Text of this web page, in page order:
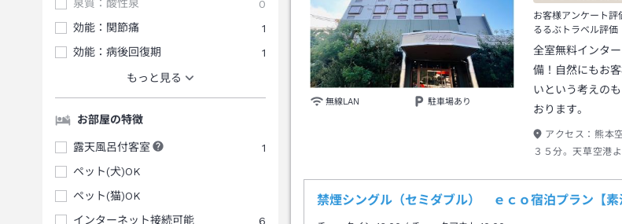
泉質：酸性泉
0
効能：関節痛
1
効能：病後回復期
1
もっと見る
お部屋の特徴
露天風呂付客室
1
ペット(犬)OK
ペット(猫)OK
インターネット接続可能
6
無線LAN 駐車場あり
お客様アンケート評
るるぶトラベル評価
全室無料インタ
備！自然にもお
いという考えの
おります。
アクセス： 熊本
３５分。天草空港
分での到着となり
禁煙シングル（セミダブル） ｅｃｏ宿泊プラン【素